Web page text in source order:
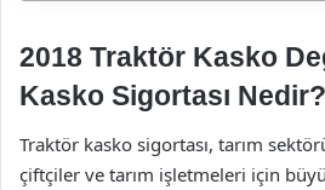
2018 Traktör Kasko
Kasko Sigortası Nedir?
Traktör kasko sigortası, tarım
çiftçiler ve tarım işletmeleri için